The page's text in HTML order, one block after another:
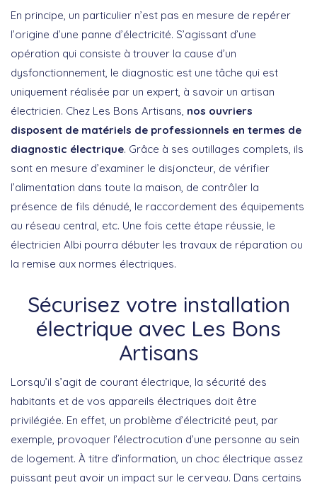
En principe, un particulier n’est pas en mesure de repérer
l’origine d’une panne d’électricité. S’agissant d’une
opération qui consiste à trouver la cause d’un
dysfonctionnement, le diagnostic est une tâche qui est
uniquement réalisée par un expert, à savoir un artisan
électricien. Chez Les Bons Artisans, nos ouvriers
disposent de matériels de professionnels en termes de
diagnostic électrique. Grâce à ses outillages complets, ils
sont en mesure d’examiner le disjoncteur, de vérifier
l’alimentation dans toute la maison, de contrôler la
présence de fils dénudé, le raccordement des équipements
au réseau central, etc. Une fois cette étape réussie, le
électricien Albi pourra débuter les travaux de réparation ou
la remise aux normes électriques.
Sécurisez votre installation
électrique avec Les Bons
Artisans
Lorsqu’il s’agit de courant électrique, la sécurité des
habitants et de vos appareils électriques doit être
privilégiée. En effet, un problème d’électricité peut, par
exemple, provoquer l’électrocution d’une personne au sein
de logement. À titre d’information, un choc électrique assez
puissant peut avoir un impact sur le cerveau. Dans certains